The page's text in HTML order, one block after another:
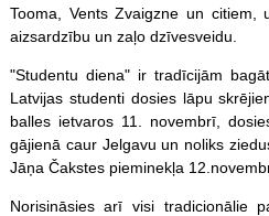
Tooma, Vents Zvaigzne un citiem,
aizsardzību un zaļo dzīvesveidu.
"Studentu diena" ir tradīcijām
Latvijas studenti dosies lāpu
balles ietvaros 11. novembrī,
gājienā caur Jelgavu un noliks
Jāņa Čakstes pieminekļa
Norisināsies arī visi tradicionālie